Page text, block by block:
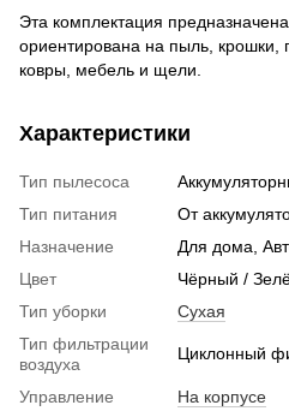
Эта комплектация
ориентирована на пыль, крошки,
ковры, мебель и щели.
Характеристики
Тип пылесоса
Тип питания
От
Назначение
Для дома,
Цвет
Чёрный /
Тип уборки
Сухая
Тип фильтрации
воздуха
Циклонный
Управление
На корпусе